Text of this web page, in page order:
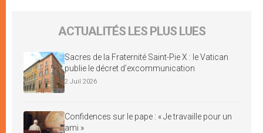
ACTUALITÉS LES PLUS LUES
Sacres de la Fraternité Saint-Pie X : le Vatican
publie le décret d’excommunication
2 Juil 2026
Confidences sur le pape : « Je travaille pour un
ami »